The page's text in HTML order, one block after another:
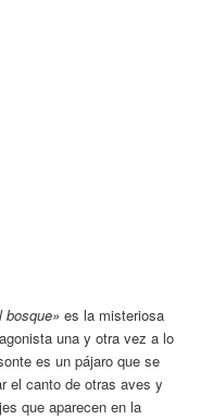
bosque» es la misteriosa
una y otra vez a lo
es un pájaro que se
el canto de otras aves y
que aparecen en la